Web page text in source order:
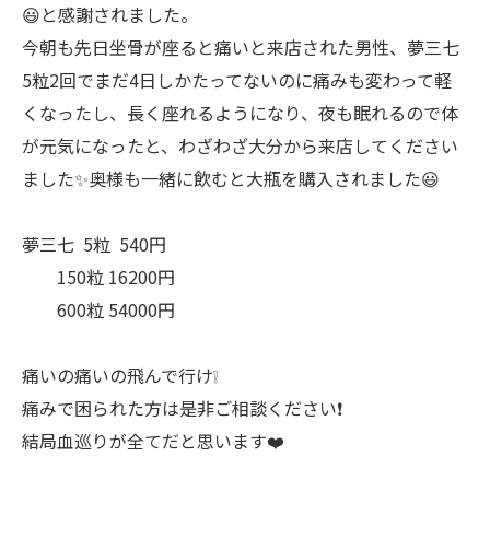
😃と感謝されました。
今朝も先日坐骨が座ると痛いと来店された男性、夢三七
5粒2回でまだ4日しかたってないのに痛みも変わって軽
くなったし、長く座れるようになり、夜も眠れるので体
が元気になったと、わざわざ大分から来店してください
ました✨奥様も一緒に飲むと大瓶を購入されました😃
夢三七 5粒 540円
150粒 16200円
600粒 54000円
痛いの痛いの飛んで行け❕
痛みで困られた方は是非ご相談ください❗
結局血巡りが全てだと思います❤️